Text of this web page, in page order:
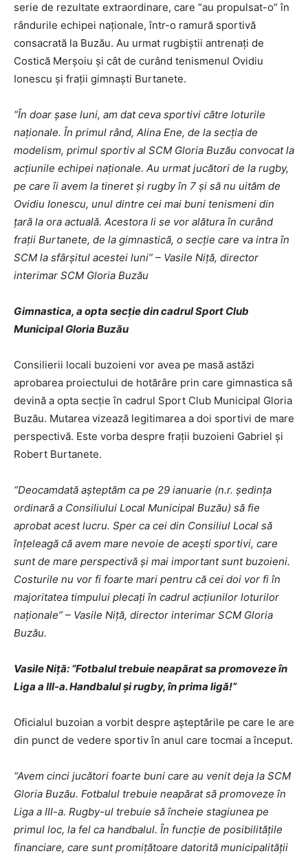
serie de rezultate extraordinare, care “au propulsat-o” în
rândurile echipei naţionale, într-o ramură sportivă
consacrată la Buzău. Au urmat rugbiştii antrenaţi de
Costică Merşoiu şi cât de curând tenismenul Ovidiu
Ionescu şi fraţii gimnaşti Burtanete.
“În doar şase luni, am dat ceva sportivi către loturile
naţionale. În primul rând, Alina Ene, de la secţia de
modelism, primul sportiv al SCM Gloria Buzău convocat la
acţiunile echipei naţionale. Au urmat jucători de la rugby,
pe care îi avem la tineret şi rugby în 7 şi să nu uităm de
Ovidiu Ionescu, unul dintre cei mai buni tenismeni din
ţară la ora actuală. Acestora li se vor alătura în curând
fraţii Burtanete, de la gimnastică, o secţie care va intra în
SCM la sfârşitul acestei luni” – Vasile Niţă, director
interimar SCM Gloria Buzău
Gimnastica, a opta secţie din cadrul Sport Club
Municipal Gloria Buzău
Consilierii locali buzoieni vor avea pe masă astăzi
aprobarea proiectului de hotărâre prin care gimnastica să
devină a opta secţie în cadrul Sport Club Municipal Gloria
Buzău. Mutarea vizează legitimarea a doi sportivi de mare
perspectivă. Este vorba despre fraţii buzoieni Gabriel şi
Robert Burtanete.
“Deocamdată aşteptăm ca pe 29 ianuarie (n.r. şedinţa
ordinară a Consiliului Local Municipal Buzău) să fie
aprobat acest lucru. Sper ca cei din Consiliul Local să
înţeleagă că avem mare nevoie de aceşti sportivi, care
sunt de mare perspectivă şi mai important sunt buzoieni.
Costurile nu vor fi foarte mari pentru că cei doi vor fi în
majoritatea timpului plecaţi în cadrul acţiunilor loturilor
naţionale” – Vasile Niţă, director interimar SCM Gloria
Buzău.
Vasile Niţă: “Fotbalul trebuie neapărat sa promoveze în
Liga a III-a. Handbalul şi rugby, în prima ligă!”
Oficialul buzoian a vorbit despre aşteptările pe care le are
din punct de vedere sportiv în anul care tocmai a început.
“Avem cinci jucători foarte buni care au venit deja la SCM
Gloria Buzău. Fotbalul trebuie neapărat să promoveze în
Liga a III-a. Rugby-ul trebuie să încheie stagiunea pe
primul loc, la fel ca handbalul. În funcţie de posibilităţile
financiare, care sunt promiţătoare datorită municipalităţii